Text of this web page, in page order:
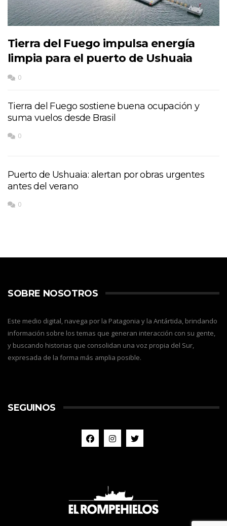
Tierra del Fuego impulsa energía
limpia para el puerto de Ushuaia
0
Tierra del Fuego sostiene buena ocupación y
suma vuelos desde Brasil
0
Puerto de Ushuaia: alertan por obras urgentes
antes del verano
0
SOBRE NOSOTROS
Este medio digital, navega por la Patagonia y la Antártida, brindando
información sobre los temas que generan interacción con su gente,
y buscando historias que consolidan una voz propia del Sur,
expresada de la forma más amplia posible.
SEGUINOS